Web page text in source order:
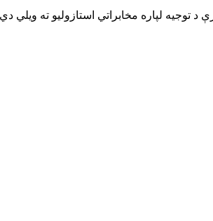
د توجیه لپاره مخابراتي استازولیو ته